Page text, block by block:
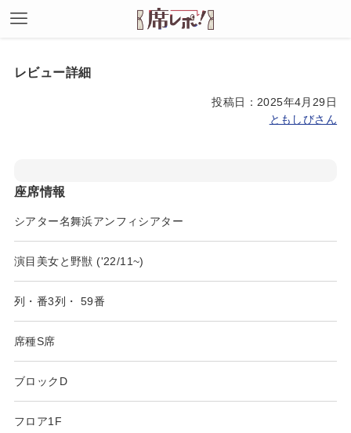
レビュー詳細
投稿日：2025年4月29日
ともしびさん
座席情報
シアター名舞浜アンフィシアター
演目 美女と野獣 ('22/11~)
列・番3列 ・ 59番
席種S席
ブロック D
フロア1F